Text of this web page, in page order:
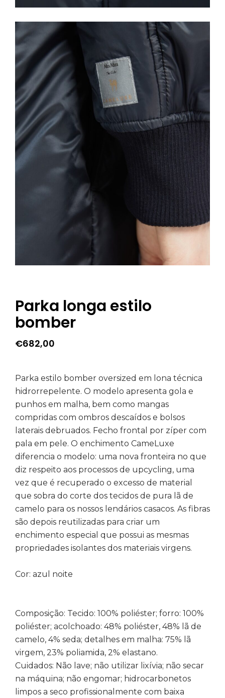
Parka longa estilo
bomber
€682,00
Parka estilo bomber oversized em lona técnica
hidrorrepelente. O modelo apresenta gola e
punhos em malha, bem como mangas
compridas com ombros descaídos e bolsos
laterais debruados. Fecho frontal por zíper com
pala em pele. O enchimento CameLuxe
diferencia o modelo: uma nova fronteira no que
diz respeito aos processos de upcycling, uma
vez que é recuperado o excesso de material
que sobra do corte dos tecidos de pura lã de
camelo para os nossos lendários casacos. As fibras
são depois reutilizadas para criar um
enchimento especial que possui as mesmas
propriedades isolantes dos materiais virgens.
Cor: azul noite
Composição: Tecido: 100% poliéster; forro: 100%
poliéster; acolchoado: 48% poliéster, 48% lã de
camelo, 4% seda; detalhes em malha: 75% lã
virgem, 23% poliamida, 2% elastano.
Cuidados: Não lave; não utilizar lixívia; não secar
na máquina; não engomar; hidrocarbonetos
limpos a seco profissionalmente com baixa